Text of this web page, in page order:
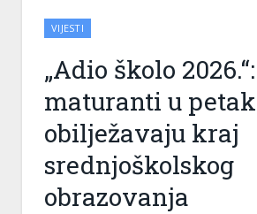
VIJESTI
„Adio školo
maturanti u petak
obilježavaju kraj
srednjoškolskog
obrazovanja